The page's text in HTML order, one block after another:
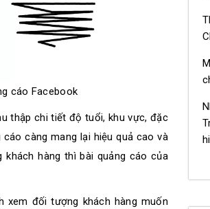
cáo Facebook
thập chi tiết độ tuổi, khu vực, đặc
càng mang lại hiệu quả cao và
hàng thì bài quảng cáo của
xem đối tượng khách hàng muốn